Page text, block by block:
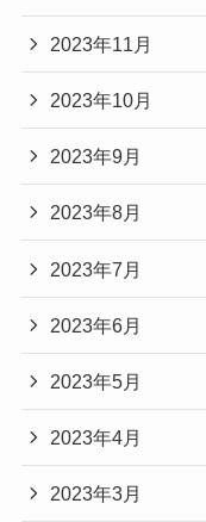
2023年11月
2023年10月
2023年9月
2023年8月
2023年7月
2023年6月
2023年5月
2023年4月
2023年3月